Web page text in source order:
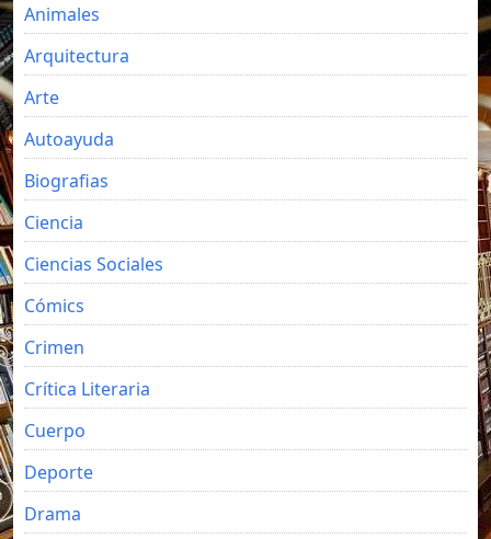
Animales
Arquitectura
Arte
Autoayuda
Biografias
Ciencia
Ciencias Sociales
Cómics
Crimen
Crítica Literaria
Cuerpo
Deporte
Drama